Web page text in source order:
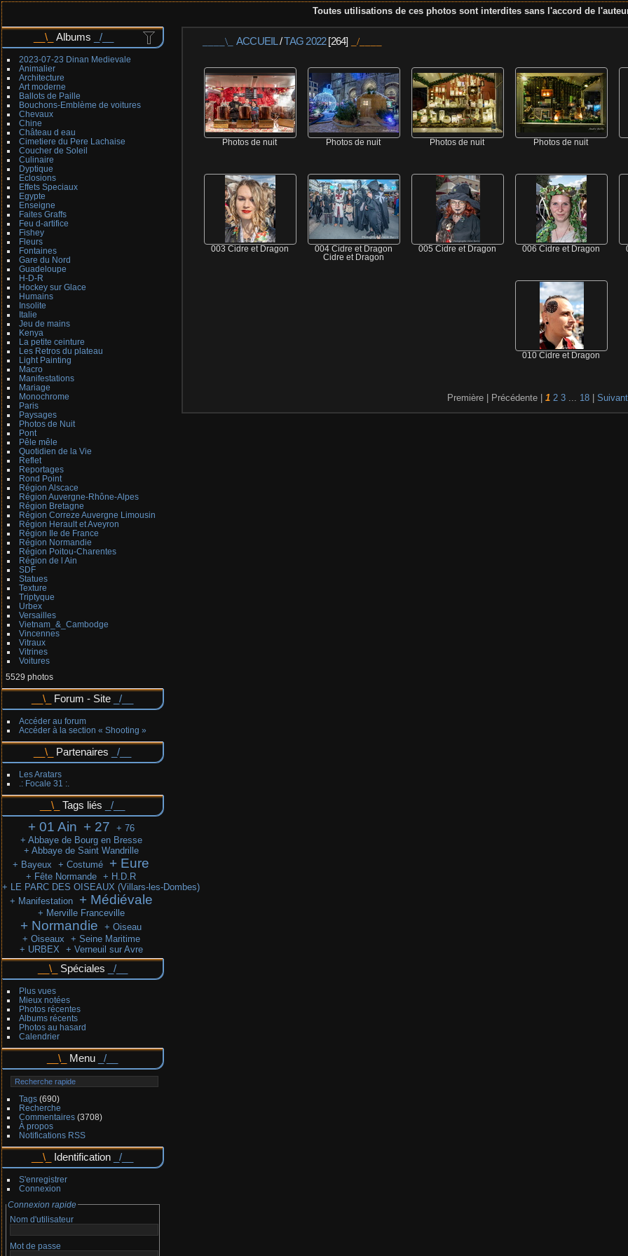
Toutes utilisations de ces photos sont interdites sans l'accord de
Albums
2023-07-23 Dinan Medievale
Animalier
Architecture
Art moderne
Ballots de Paille
Bouchons-Emblème de voitures
Chevaux
Chine
Château d eau
Cimetiere du Pere Lachaise
Coucher de Soleil
Culinaire
Dyptique
Eclosions
Effets Speciaux
Egypte
Enseigne
Faites Graffs
Feu d-artifice
Fishey
Fleurs
Fontaines
Gare du Nord
Guadeloupe
H-D-R
Hockey sur Glace
Humains
Insolite
Italie
Jeu de mains
Kenya
La petite ceinture
Les Retros du plateau
Light Painting
Macro
Manifestations
Mariage
Monochrome
Paris
Paysages
Photos de Nuit
Pont
Pêle mêle
Quotidien de la Vie
Reflet
Reportages
Rond Point
Région Alscace
Région Auvergne-Rhône-Alpes
Région Bretagne
Région Correze Auvergne Limousin
Région Herault et Aveyron
Région Ile de France
Région Normandie
Région Poitou-Charentes
Région de l Ain
SDF
Statues
Texture
Triptyque
Urbex
Versailles
Vietnam_&_Cambodge
Vincennes
Vitraux
Vitrines
Voitures
5529 photos
Forum - Site
Accéder au forum
Accéder à la section « Shooting »
Partenaires
Les Aratars
.: Focale 31 :.
Tags liés
+ 01 Ain + 27
+ 76
+ Abbaye de Bourg en Bresse
+ Abbaye de Saint Wandrille
+ Bayeux
+ Costumé + Eure
+ Fête Normande
+ H.D.R
+ LE PARC DES OISEAUX (Villars-les-Dombes)
+ Manifestation
+ Médiévale
+ Merville Franceville
+ Normandie
+ Oiseau
+ Oiseaux
+ Seine Maritime
+ URBEX
+ Verneuil sur Avre
Spéciales
Plus vues
Mieux notées
Photos récentes
Albums récents
Photos au hasard
Calendrier
Menu
Tags(690)
Recherche
Commentaires(3708)
À propos
Notifications RSS
Identification
S'enregistrer
Connexion
Connexion rapide
Nom d'utilisateur
Mot de passe
ACCUEIL/TAG 2022[264]
Photos de nuit Photos de nuit Photos de nuit Photos de nuit
003 Cidre et Dragon
004 Cidre et Dragon
Cidre et Dragon
005 Cidre et Dragon 006 Cidre et Dragon
010 Cidre et Dragon
Première | Précédente | 1 2 3 ... 18